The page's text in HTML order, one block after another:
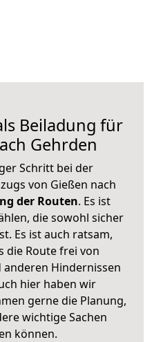
Beiladung für
Gehrden
Schritt bei der
von Gießen nach
der Routen. Es ist
die sowohl sicher
Es ist auch ratsam,
die Route frei von
Hindernissen
hier haben wir
gerne die Planung,
wichtige Sachen
können.